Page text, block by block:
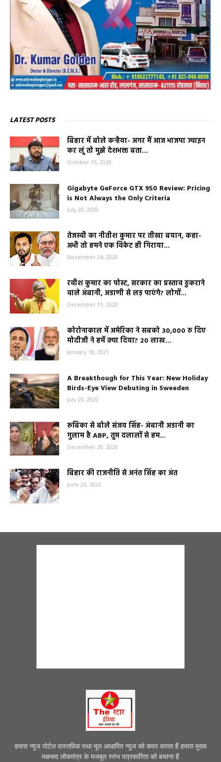
LATEST POSTS
बिहार में बोले कन्हैया- अगर मैं आज भाजपा ज्वाइन
कर लूं तो मुझे देशभक्त बता...
October 15, 2020
Gigabyte GeForce GTX 950 Review: Pricing
is Not Always the Only Criteria
July 20, 2020
तेजस्वी का नीतीश कुमार पर तीखा बयान, कहा-
अभी तो हमने एक विकेट ही गिराया...
November 24, 2020
रवीश कुमार का पोस्ट, सरकार का प्रस्ताव ठुकराने
वाले अंबानी, अडाणी से लड़ पाएंगे? लोगों...
December 11, 2020
कोरोनाकाल में अमेरिका ने सबको 30,000 रु दिए
मोदीजी ने हमें क्या दिया? 20 लाख...
January 18, 2021
A Breakthough for This Year: New Holiday
Birds-Eye View Debuting in Sweeden
July 20, 2020
रूबिका से बोले संजय सिंह- अंबानी अडानी का
गुलाम है ABP, तुम दलालों से हम...
December 20, 2020
बिहार की राजनीति से अनंत सिंह का अंत
June 25, 2022
हमारा न्यूज पोर्टल वास्तविक तथा मूल आधारित न्यूज को कवर करता हैं हमारा मुख्य
मकसद लोकतंत्र के मजबूत स्तंभ पत्रकारिता को बचाना हैं